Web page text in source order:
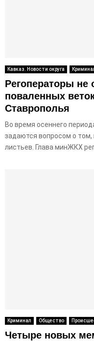
Кавказ. Новости округа
Регоператоры не
поваленных
Ставрополья
Во время осеннего
задаются вопросом о том,
листьев. Глава минЖКХ
Криминал Общество
Четыре новых